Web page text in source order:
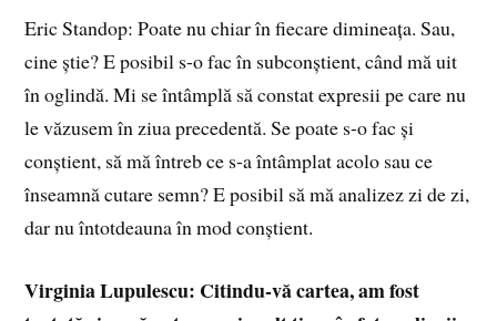
Eric Standop: Poate nu chiar în fiecare dimineața. Sau,
cine știe? E posibil s-o fac în subconștient, când mă uit
în oglindă. Mi se întâmplă să constat expresii pe care nu
le văzusem în ziua precedentă. Se poate s-o fac și
conștient, să mă întreb ce s-a întâmplat acolo sau ce
înseamnă cutare semn? E posibil să mă analizez zi de zi,
dar nu întotdeauna în mod conștient.
Virginia Lupulescu: Citindu-vă cartea, am fost